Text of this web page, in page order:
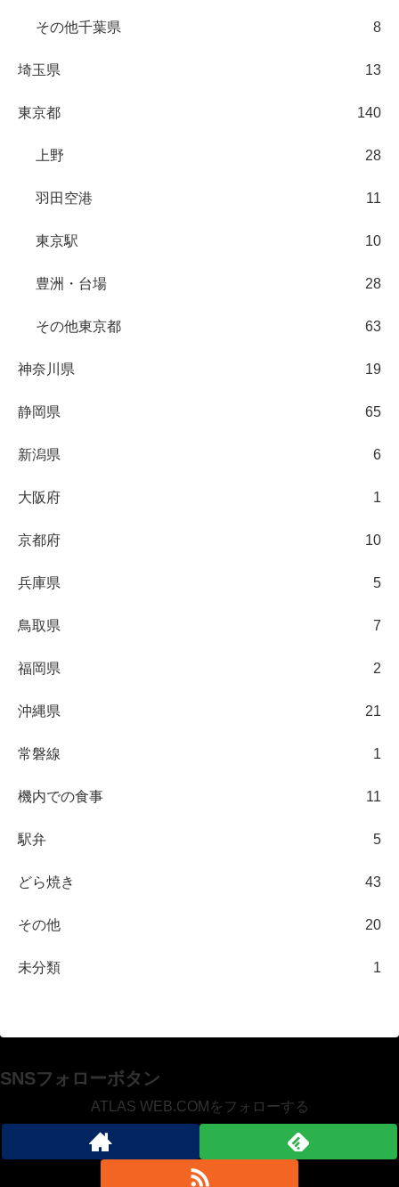
その他千葉県 8
埼玉県 13
東京都 140
上野 28
羽田空港 11
東京駅 10
豊洲・台場 28
その他東京都 63
神奈川県 19
静岡県 65
新潟県 6
大阪府 1
京都府 10
兵庫県 5
鳥取県 7
福岡県 2
沖縄県 21
常磐線 1
機内での食事 11
駅弁 5
どら焼き 43
その他 20
未分類 1
SNSフォローボタン
ATLAS WEB.COMをフォローする